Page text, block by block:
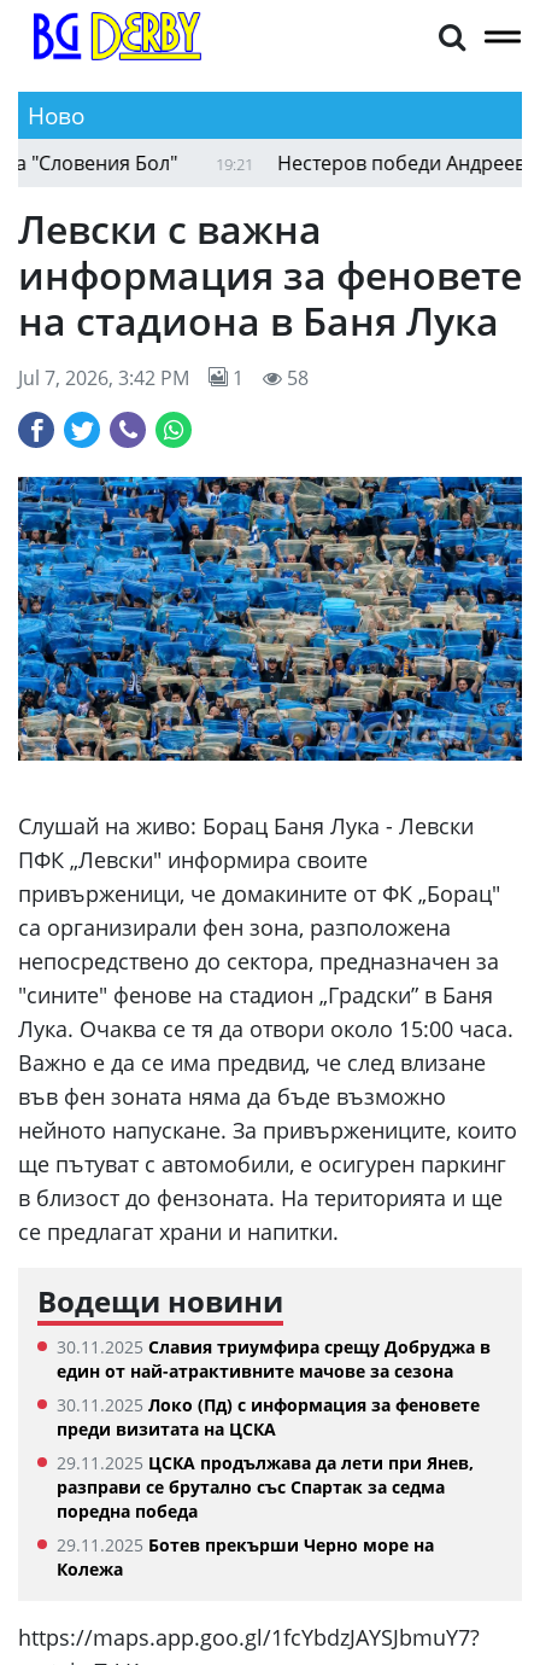
Ново
Бол" 19:21 Нестеров победи Андреев за
Левски с важна
информация за феновете
на стадиона в Баня Лука
Jul 7, 2026, 3:42 PM 1 58
Слушай на живо: Борац Баня Лука - Левски
ПФК „Левски" информира своите
привърженици, че домакините от ФК „Борац"
са организирали фен зона, разположена
непосредствено до сектора, предназначен за
"сините" фенове на стадион „Градски” в Баня
Лука. Очаква се тя да отвори около 15:00 часа.
Важно е да се има предвид, че след влизане
във фен зоната няма да бъде възможно
нейното напускане. За привържениците, които
ще пътуват с автомобили, е осигурен паркинг
в близост до фензоната. На територията и ще
се предлагат храни и напитки.
Водещи новини
30.11.2025 Славия триумфира срещу Добруджа в
един от най-атрактивните мачове за сезона
30.11.2025 Локо (Пд) с информация за феновете
преди визитата на ЦСКА
29.11.2025 ЦСКА продължава да лети при Янев,
разправи се брутално със Спартак за седма
поредна победа
29.11.2025 Ботев прекърши Черно море на
Колежа
https://maps.app.goo.gl/1fcYbdzJAYSJbmuY7?